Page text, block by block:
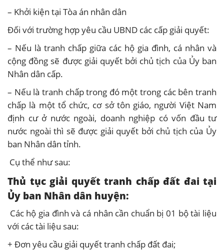
– Khởi kiện tại Tòa án nhân dân
Đối với trường hợp yêu cầu UBND các cấp giải quyết:
– Nếu là tranh chấp giữa các hộ gia đình, cá nhân và
cộng đồng sẽ được giải quyết bởi chủ tịch của Ủy ban
Nhân dân cấp.
– Nếu là tranh chấp trong đó một trong các bên tranh
chấp là một tổ chức, cơ sở tôn giáo, người Việt Nam
định cư ở nước ngoài, doanh nghiệp có vốn đầu tư
nước ngoài thì sẽ được giải quyết bởi chủ tịch của Ủy
ban Nhân dân tỉnh.
Cụ thể như sau:
Thủ tục giải quyết tranh chấp đất đai tại
Ủy ban Nhân dân huyện:
Các hộ gia đình và cá nhân cần chuẩn bị 01 bộ tài liệu
với các tài liệu sau:
+ Đơn yêu cầu giải quyết tranh chấp đất đai;